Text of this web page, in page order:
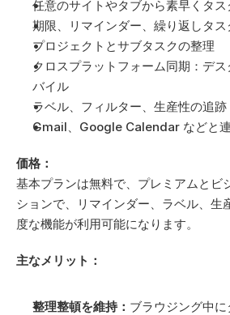
任意のサイトやタブから素早くタス
期限、リマインダー、繰り返しタス
プロジェクトとサブタスクの整理
クロスプラットフォーム同期：デ
バイル
ラベル、フィルター、生産性の追跡
Gmail、Google Calendar などと
価格：
基本プランは無料で、プレミアムとビ
ションで、リマインダー、ラベル、生
度な機能が利用可能になります。
主なメリット：
整理整頓を維持： ブラウジング中